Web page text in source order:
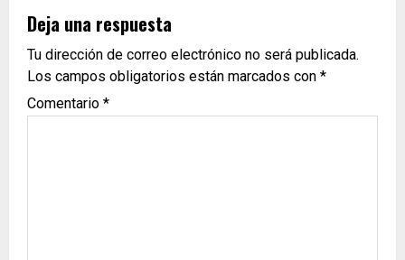
Deja una respuesta
Tu dirección de correo electrónico no será publicada.
Los campos obligatorios están marcados con *
Comentario *